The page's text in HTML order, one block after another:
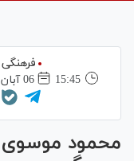
فرهنگی
15:45
06 آبان 1403
محمود موسوی